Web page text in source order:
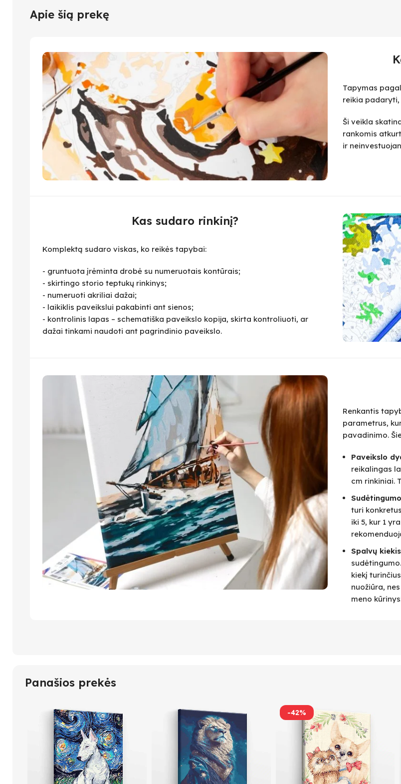
Apie šią prekę
Tapymas
reikia padaryti,
Ši veikla
rankomis
ir
Kas sudaro rinkinį?
Komplektą sudaro viskas, ko reikės tapybai:
- gruntuota įrėminta drobė su numeruotais kontūrais;
- skirtingo storio teptukų rinkinys;
- numeruoti akriliai dažai;
- laikiklis paveikslui pakabinti ant sienos;
- kontrolinis lapas – schematiška paveikslo kopija, skirta kontroliuoti, ar
dažai tinkami naudoti ant pagrindinio paveikslo.
Renkantis
parametrus,
pavadinimo.
Paveikslo
reikalingas
cm rinkiniai.
turi
iki 5, kur 1
Spalvų kiekis
kiekį
nuožiūra,
meno
Panašios prekės
-42%